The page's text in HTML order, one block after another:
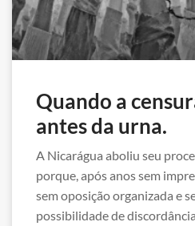
Quando a
antes da urna.
A Nicarágua aboliu seu
porque, após anos sem
sem oposição organizada e
possibilidade de